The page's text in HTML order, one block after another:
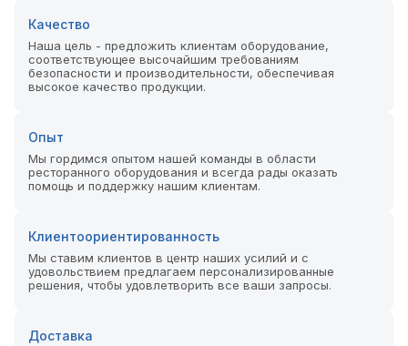
Качество
Наша цель - предложить клиентам оборудование,
соответствующее высочайшим требованиям
безопасности и производительности, обеспечивая
высокое качество продукции.
Опыт
Мы гордимся опытом нашей команды в области
ресторанного оборудования и всегда рады оказать
помощь и поддержку нашим клиентам.
Клиентоориентированность
Мы ставим клиентов в центр наших усилий и с
удовольствием предлагаем персонализированные
решения, чтобы удовлетворить все ваши запросы.
Доставка